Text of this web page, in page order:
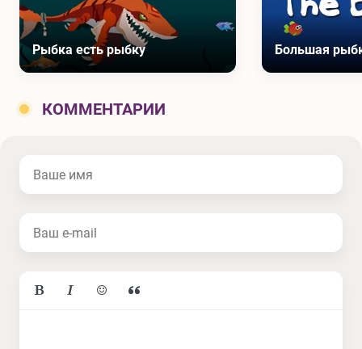
Рыбка есть рыбку Большая
КОММЕНТАРИИ